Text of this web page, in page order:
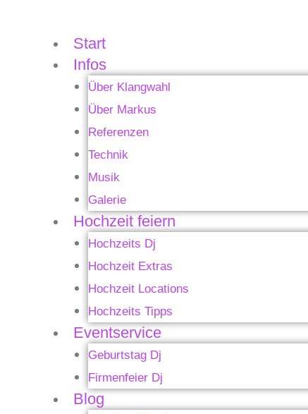
Start
Infos
Über Klangwahl
Über Markus
Referenzen
Technik
Musik
Galerie
Hochzeit feiern
Hochzeits Dj
Hochzeit Extras
Hochzeit Locations
Hochzeits Tipps
Eventservice
Geburtstag Dj
Firmenfeier Dj
Blog